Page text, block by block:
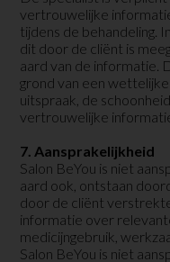
vertrouwelijke
tijdens de behandeling.
dit door de cliënt is
aard van de informatie.
grond van een
uitspraak, de
vertrouwelijke
7. Aansprakelijkheid
Salon BeYou is niet
aard ook, ontstaan
door de cliënt
informatie over
medicijngebruik,
Salon BeYou is niet